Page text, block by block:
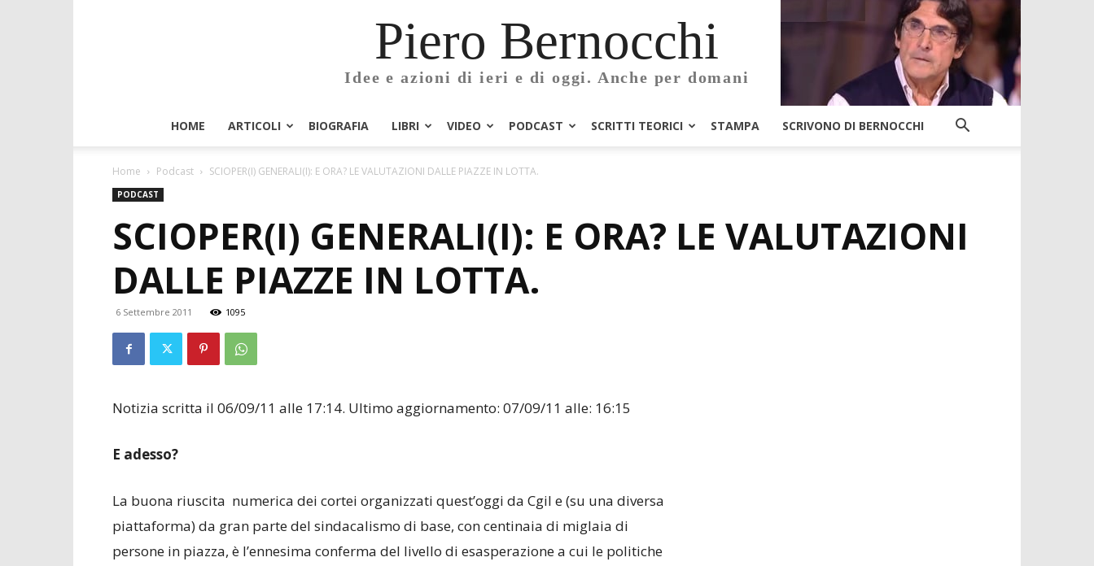
Piero Bernocchi
Idee e azioni di ieri e di oggi. Anche per domani
HOME ARTICOLI BIOGRAFIA LIBRI VIDEO PODCAST SCRITTI TEORICI STAMPA SCRIVONO DI BERNOCCHI
Home Podcast SCIOPER(I) GENERALI(I): E ORA? LE VALUTAZIONI DALLE PIAZZE IN LOTTA.
PODCAST
SCIOPER(I) GENERALI(I): E ORA? LE VALUTAZIONI
DALLE PIAZZE IN LOTTA.
6 Settembre 2011 1095
Notizia scritta il 06/09/11 alle 17:14. Ultimo aggiornamento: 07/09/11 alle: 16:15
E adesso?
La buona riuscita numerica dei cortei organizzati quest’oggi da Cgil e (su una diversa
piattaforma) da gran parte del sindacalismo di base, con centinaia di miglaia di
persone in piazza, è l’ennesima conferma del livello di esasperazione a cui le politiche